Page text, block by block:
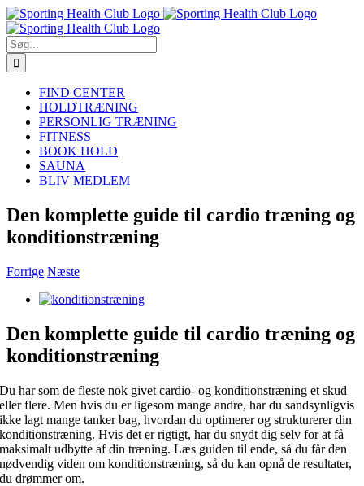
Skip
to
content
Søg
efter:
FIND CENTER
HOLDTRÆNING
PERSONLIG TRÆNING
FITNESS
BOOK HOLD
SAUNA
BLIV MEDLEM
Den komplette guide til cardio træning og
konditionstræning
Forrige Næste
Se
billede
Den komplette guide til cardio træning og
konditionstræning
Du har som de fleste nok givet cardio- og konditionstræning et skud
eller flere. Men hvis du er ligesom mange andre, har du sandsynligvis
ikke lagt mange tanker bag, hvordan du optimerer og strukturerer din
konditionstræning. Hvis det er rigtigt, har du snydt dig selv for at få
maksimalt udbytte af din træning. Læs guiden til ende, så du får den
nødvendig viden om konditionstræning, så du kan opnå de resultater,
du drømmer om.